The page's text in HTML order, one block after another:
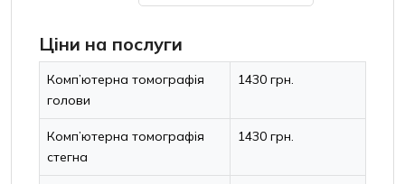
Ціни на послуги
Комп’ютерна томографія
голови
1430 грн.
Комп’ютерна томографія
стегна
1430 грн.